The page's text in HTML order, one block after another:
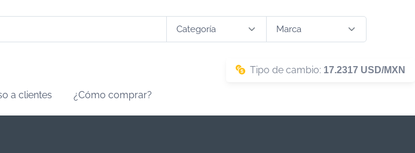
Tipo de cambio: 17.2317 USD/MXN
a clientes ¿Cómo comprar?